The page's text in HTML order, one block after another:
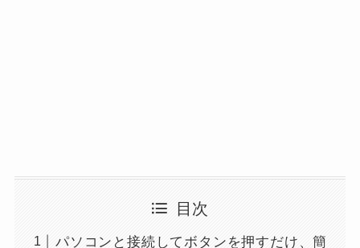
目次
パソコンと接続してボタンを押すだけ、簡